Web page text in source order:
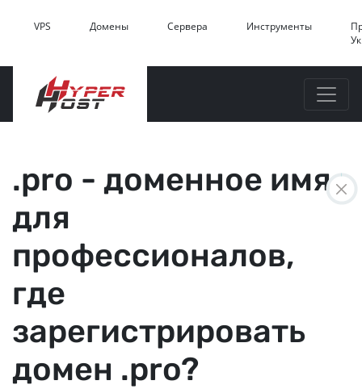
VPS Домены Сервера Инструменты
.pro - доменное имя
для
профессионалов,
где
зарегистрировать
домен .pro?